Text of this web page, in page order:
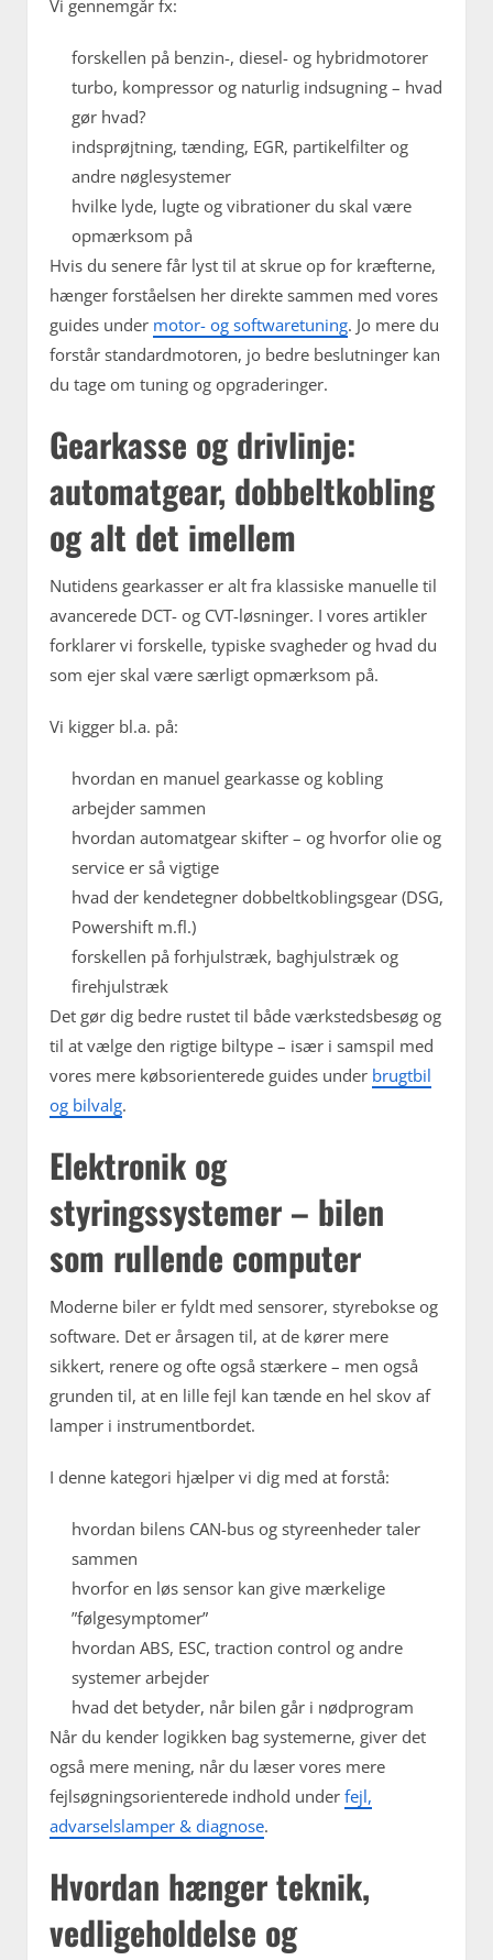
Vi gennemgår fx:
forskellen på benzin-, diesel- og hybridmotorer
turbo, kompressor og naturlig indsugning – hvad
gør hvad?
indsprøjtning, tænding, EGR, partikelfilter og
andre nøglesystemer
hvilke lyde, lugte og vibrationer du skal være
opmærksom på
Hvis du senere får lyst til at skrue op for kræfterne,
hænger forståelsen her direkte sammen med vores
guides under motor- og softwaretuning. Jo mere du
forstår standardmotoren, jo bedre beslutninger kan
du tage om tuning og opgraderinger.
Gearkasse og drivlinje:
automatgear, dobbeltkobling
og alt det imellem
Nutidens gearkasser er alt fra klassiske manuelle til
avancerede DCT- og CVT-løsninger. I vores artikler
forklarer vi forskelle, typiske svagheder og hvad du
som ejer skal være særligt opmærksom på.
Vi kigger bl.a. på:
hvordan en manuel gearkasse og kobling
arbejder sammen
hvordan automatgear skifter – og hvorfor olie og
service er så vigtige
hvad der kendetegner dobbeltkoblingsgear (DSG,
Powershift m.fl.)
forskellen på forhjulstræk, baghjulstræk og
firehjulstræk
Det gør dig bedre rustet til både værkstedsbesøg og
til at vælge den rigtige biltype – især i samspil med
vores mere købsorienterede guides under brugtbil
og bilvalg.
Elektronik og
styringssystemer – bilen
som rullende computer
Moderne biler er fyldt med sensorer, styrebokse og
software. Det er årsagen til, at de kører mere
sikkert, renere og ofte også stærkere – men også
grunden til, at en lille fejl kan tænde en hel skov af
lamper i instrumentbordet.
I denne kategori hjælper vi dig med at forstå:
hvordan bilens CAN-bus og styreenheder taler
sammen
hvorfor en løs sensor kan give mærkelige
”følgesymptomer”
hvordan ABS, ESC, traction control og andre
systemer arbejder
hvad det betyder, når bilen går i nødprogram
Når du kender logikken bag systemerne, giver det
også mere mening, når du læser vores mere
fejlsøgningsorienterede indhold under fejl,
advarselslamper & diagnose.
Hvordan hænger teknik,
vedligeholdelse og